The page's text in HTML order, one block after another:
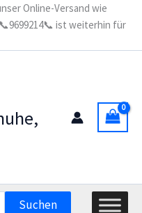
Online-Versand wie
ist weiterhin für
Suchen